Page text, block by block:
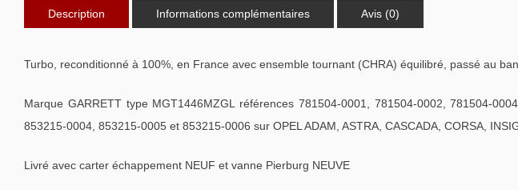
Description Informations complémentaires Avis (0)
Turbo, reconditionné à 100%, en France avec ensemble tournant (CHRA) équilibré, passé au
Marque GARRETT type MGT1446MZGL références 781504-0001, 781504-0002, 781504-
853215-0004, 853215-0005 et 853215-0006 sur OPEL ADAM, ASTRA, CASCADA, CORSA,
Livré avec carter échappement NEUF et vanne Pierburg NEUVE